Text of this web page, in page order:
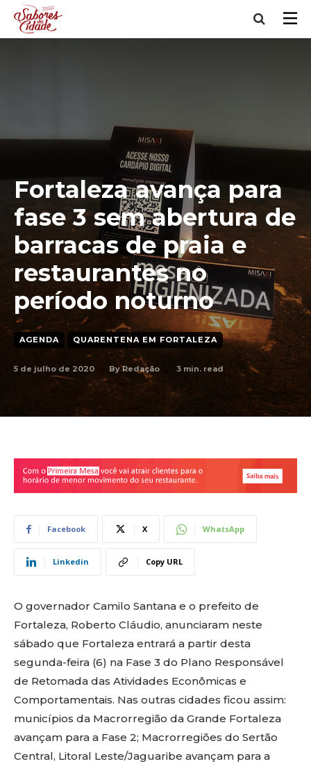
Fortaleza avança para
fase 3 sem abertura de
barracas de praia e
restaurantes no
período noturno
AGENDA QUARENTENA EM FORTALEZA
5 de julho de 2020 By Redação 3 min. read
Facebook X WhatsApp
Linkedin Copy URL
O governador Camilo Santana e o prefeito de
Fortaleza, Roberto Cláudio, anunciaram neste
sábado que Fortaleza entrará a partir desta
segunda-feira (6) na Fase 3 do Plano Responsável
de Retomada das Atividades Econômicas e
Comportamentais. Nas outras cidades ficou assim:
municípios da Macrorregião da Grande Fortaleza
avançam para a Fase 2; Macrorregiões do Sertão
Central, Litoral Leste/Jaguaribe avançam para a